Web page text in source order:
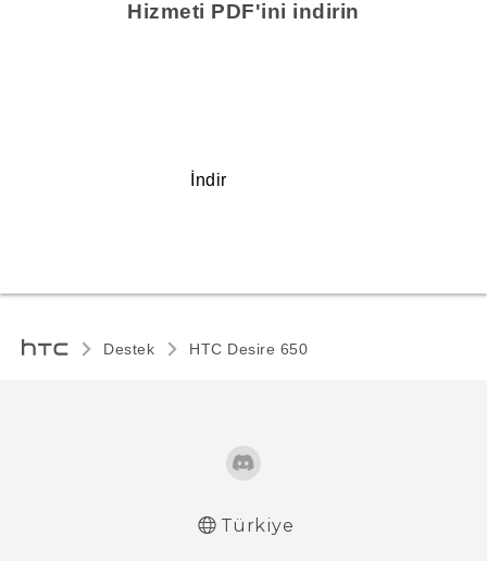
Hizmeti PDF'ini indirin
İndir
Destek HTC Desire 650‎
Türkiye